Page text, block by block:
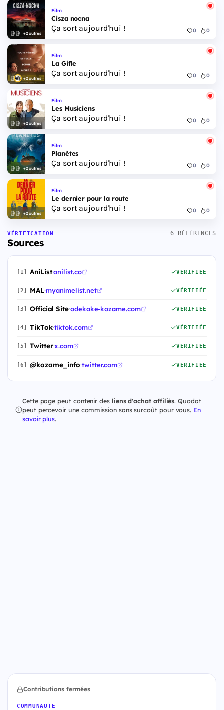
+2 autres
Film
Cisza nocna
Ça sort aujourd'hui ! 0 0
+2 autres
Film
La Gifle
Ça sort aujourd'hui ! 0 0
+2 autres
Film
Les Musiciens
Ça sort aujourd'hui ! 0 0
+2 autres
Film
Planètes
Ça sort aujourd'hui ! 0 0
+2 autres
Film
Le dernier pour la route
Ça sort aujourd'hui ! 0 0
VÉRIFICATION
Sources
6 RÉFÉRENCES
[1] AniList·anilist.co VÉRIFIÉE
[2] MAL·myanimelist.net VÉRIFIÉE
[3] Official Site·odekake-kozame.com VÉRIFIÉE
[4] TikTok·tiktok.com VÉRIFIÉE
[5] Twitter·x.com VÉRIFIÉE
[6] @kozame_info·twitter.com VÉRIFIÉE
Cette page peut contenir des liens d'achat affiliés. Quodat
peut percevoir une commission sans surcoût pour vous. En
savoir plus.
Contributions fermées
COMMUNAUTÉ